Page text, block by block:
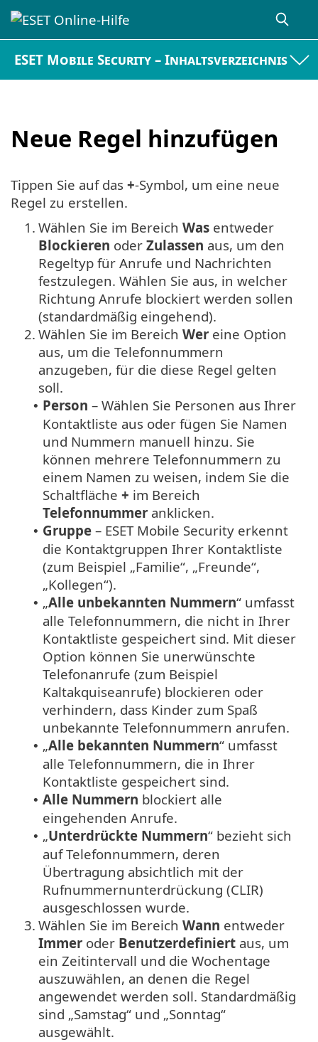
ESET Mobile Security – Inhaltsverzeichnis
Neue Regel hinzufügen
Tippen Sie auf das +-Symbol, um eine neue
Regel zu erstellen.
1. Wählen Sie im Bereich Was entweder
Blockieren oder Zulassen aus, um den
Regeltyp für Anrufe und Nachrichten
festzulegen. Wählen Sie aus, in welcher
Richtung Anrufe blockiert werden sollen
(standardmäßig eingehend).
2. Wählen Sie im Bereich Wer eine Option
aus, um die Telefonnummern
anzugeben, für die diese Regel gelten
soll.
• Person – Wählen Sie Personen aus Ihrer
Kontaktliste aus oder fügen Sie Namen
und Nummern manuell hinzu. Sie
können mehrere Telefonnummern zu
einem Namen zu weisen, indem Sie die
Schaltfläche + im Bereich
Telefonnummer anklicken.
• Gruppe – ESET Mobile Security erkennt
die Kontaktgruppen Ihrer Kontaktliste
(zum Beispiel „Familie“, „Freunde“,
„Kollegen“).
• „Alle unbekannten Nummern“ umfasst
alle Telefonnummern, die nicht in Ihrer
Kontaktliste gespeichert sind. Mit dieser
Option können Sie unerwünschte
Telefonanrufe (zum Beispiel
Kaltakquiseanrufe) blockieren oder
verhindern, dass Kinder zum Spaß
unbekannte Telefonnummern anrufen.
• „Alle bekannten Nummern“ umfasst
alle Telefonnummern, die in Ihrer
Kontaktliste gespeichert sind.
• Alle Nummern blockiert alle
eingehenden Anrufe.
• „Unterdrückte Nummern“ bezieht sich
auf Telefonnummern, deren
Übertragung absichtlich mit der
Rufnummernunterdrückung (CLIR)
ausgeschlossen wurde.
3. Wählen Sie im Bereich Wann entweder
Immer oder Benutzerdefiniert aus, um
ein Zeitintervall und die Wochentage
auszuwählen, an denen die Regel
angewendet werden soll. Standardmäßig
sind „Samstag“ und „Sonntag“
ausgewählt.